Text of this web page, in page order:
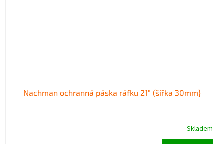
Nachman ochranná páska ráfku 21" (šířka 30mm}
Skladem